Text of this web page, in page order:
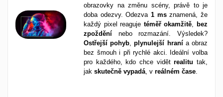
obrazovky na změnu scény, právě to je
doba odezvy. Odezva 1 msznamená, že
každý pixel reaguje téměř okamžitě ,bez
zpoždění nebo rozmazání. Výsledek?
Ostřejší pohyb ,plynulejší hranía obraz
bez šmouh i při rychlé akci. Ideální volba
pro každého, kdo chce vidětrealitu tak,
jak skutečně vypadá , v reálném čase